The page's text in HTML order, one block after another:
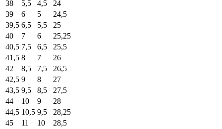
38
5,5 4,5
24
39
6 5
24,5
39,5 6,5 5,5
25
40
7 6
25,25
40,5 7,5 6,5
25,5
41,5 8 7
26
42
8,5 7,5
26,5
42,5 9 8
27
43,5 9,5 8,5
27,5
44
10 9
28
44,5 10,5 9,5
28,25
45
11 10
28,5